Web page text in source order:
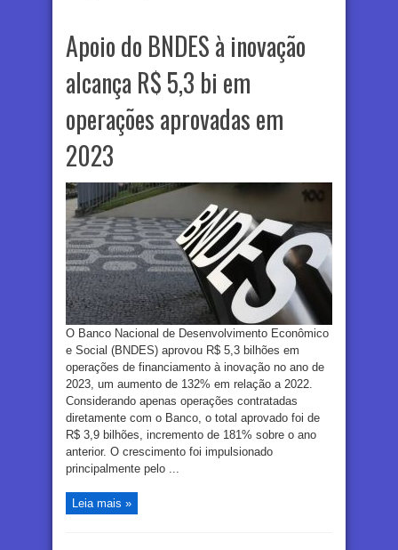
Apoio do BNDES à inovação
alcança R$ 5,3 bi em
operações aprovadas em
2023
O Banco Nacional de Desenvolvimento Econômico
e Social (BNDES) aprovou R$ 5,3 bilhões em
operações de financiamento à inovação no ano de
2023, um aumento de 132% em relação a 2022.
Considerando apenas operações contratadas
diretamente com o Banco, o total aprovado foi de
R$ 3,9 bilhões, incremento de 181% sobre o ano
anterior. O crescimento foi impulsionado
principalmente pelo ...
Leia mais »